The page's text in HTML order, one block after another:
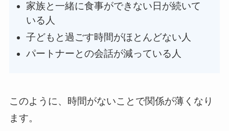
家族と一緒に食事ができない日が続いて
いる人
子どもと過ごす時間がほとんどない人
パートナーとの会話が減っている人
このように、時間がないことで関係が薄くなり
ます。